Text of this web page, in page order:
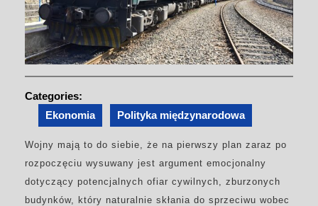
Categories:
Ekonomia
Polityka międzynarodowa
Wojny mają to do siebie, że na pierwszy plan zaraz po
rozpoczęciu wysuwany jest argument emocjonalny
dotyczący potencjalnych ofiar cywilnych, zburzonych
budynków, który naturalnie skłania do sprzeciwu wobec